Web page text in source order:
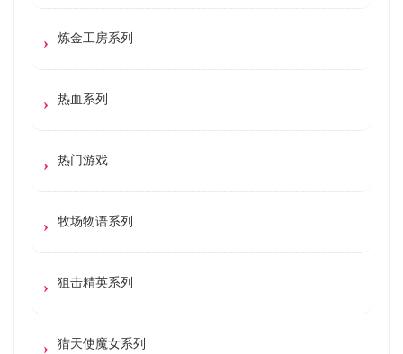
炼金工房系列
热血系列
热门游戏
牧场物语系列
狙击精英系列
猎天使魔女系列